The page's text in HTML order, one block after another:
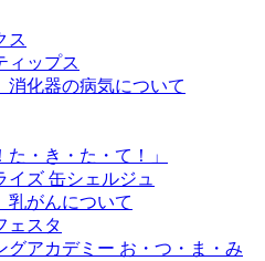
ス
ィップス
消化器の病気について
・き・た・て！」
イズ 缶シェルジュ
乳がんについて
ェスタ
グアカデミー お・つ・ま・み